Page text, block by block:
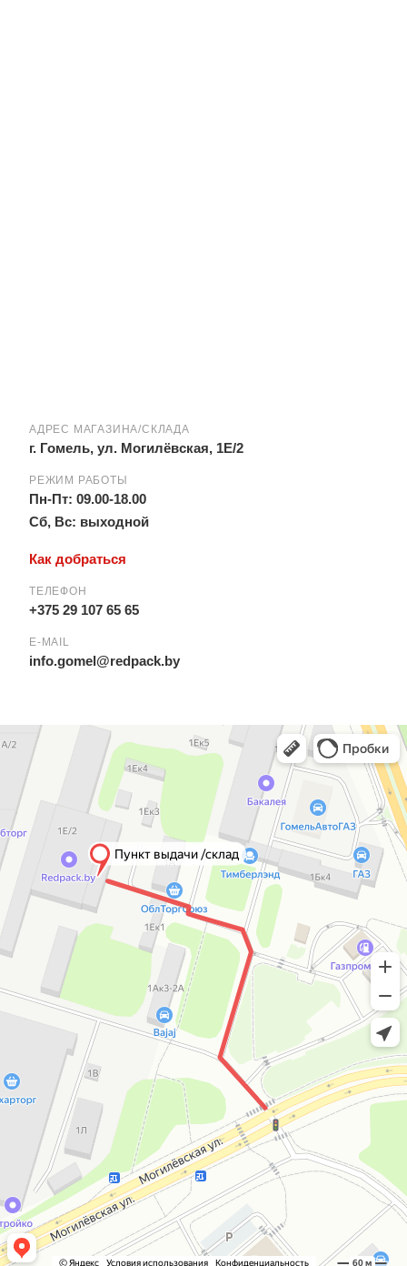
АДРЕС МАГАЗИНА/СКЛАДА
г. Гомель, ул. Могилёвская, 1Е/2
РЕЖИМ РАБОТЫ
Пн-Пт: 09.00-18.00
Сб, Вс: выходной
Как добраться
ТЕЛЕФОН
+375 29 107 65 65
E-MAIL
info.gomel@redpack.by